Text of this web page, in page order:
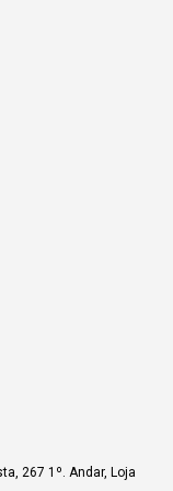
267 1º. Andar, Loja